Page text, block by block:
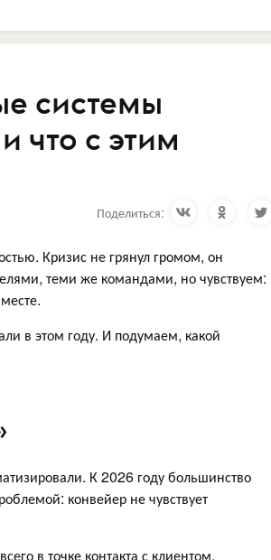
системы
что с этим
Поделиться:
Кризис не грянул громом, он
теми же командами, но чувствуем:
в этом году. И подумаем, какой
К 2026 году большинство
конвейер не чувствует
в точке контакта с клиентом.